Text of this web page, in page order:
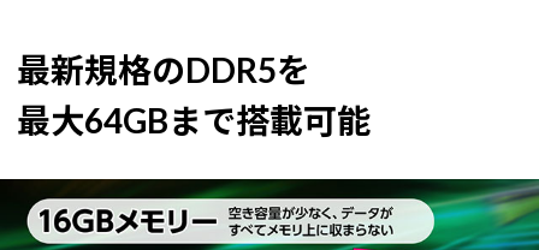
最新規格のDDR5を
最大64GBまで搭載可能